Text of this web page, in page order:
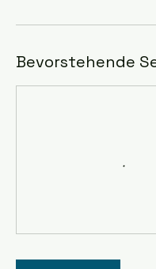
Bevorstehende